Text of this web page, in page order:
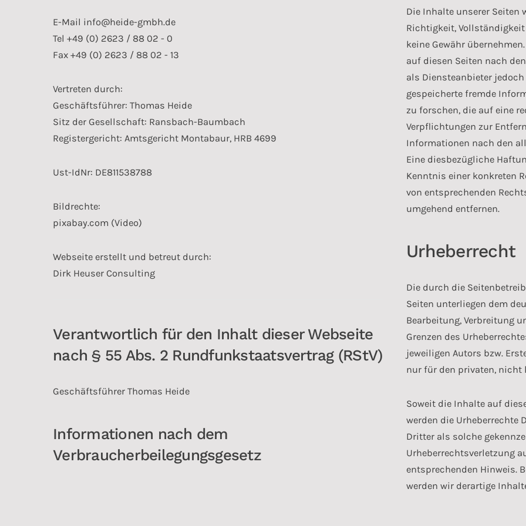
E-Mail info@heide-gmbh.de
Tel +49 (0) 2623 / 88 02 - 0
Fax +49 (0) 2623 / 88 02 - 13
Vertreten durch:
Geschäftsführer: Thomas Heide
Sitz der Gesellschaft: Ransbach-Baumbach
Registergericht: Amtsgericht Montabaur, HRB 4699
Ust-IdNr: DE811538788
Bildrechte:
pixabay.com (Video)
Webseite erstellt und betreut durch:
Dirk Heuser Consulting
Verantwortlich für den Inhalt dieser Webseite
nach § 55 Abs. 2 Rundfunkstaatsvertrag (RStV)
Geschäftsführer Thomas Heide
Informationen nach dem
Verbraucherbeilegungsgesetz
Die Inhalte unserer Seiten
Richtigkeit,
keine Gewähr
auf diesen Seiten nach
als Diensteanbieter
gespeicherte fremde
zu forschen, die auf eine
Verpflichtungen zur
Informationen nach den
Eine diesbezügliche
Kenntnis einer konkreten
von entsprechenden
umgehend entfernen.
Urheberrecht
Die durch die
Seiten unterliegen dem
Bearbeitung, Verbreitung
Grenzen des
jeweiligen Autors bzw.
nur für den privaten, nicht
Soweit die Inhalte auf
werden die Urheberrechte
Dritter als solche
Urheberrechtsverletzung
entsprechenden Hinweis.
werden wir derartige